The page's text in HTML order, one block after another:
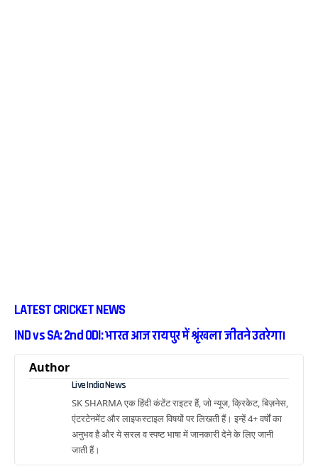
LATEST CRICKET NEWS
IND vs SA: 2nd ODI: भारत आज रायपुर में श्रृंखला जीतने उतरेगा।
Author
Live India News
SK SHARMA एक हिंदी कंटेंट राइटर हैं, जो न्यूज, क्रिकेट, बिज़नेस,
एंटरटेनमेंट और लाइफस्टाइल विषयों पर लिखती हैं। इन्हें 4+ वर्षों का
अनुभव है और ये सरल व स्पष्ट भाषा में जानकारी देने के लिए जानी
जाती हैं।